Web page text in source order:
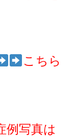
こちら
例写真は